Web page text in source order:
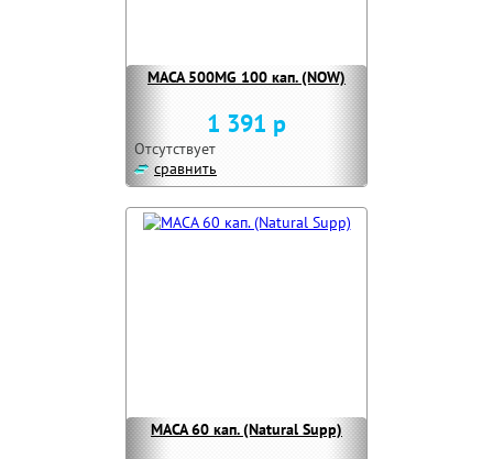
MACA 500MG 100 кап. (NOW)
1 391 р
Отсутствует
сравнить
MACA 60 кап. (Natural Supp)